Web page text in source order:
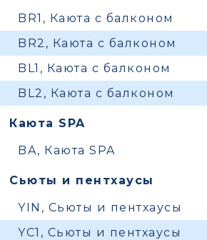
BR1, Каюта с балконом
BR2, Каюта с балконом
BL1, Каюта с балконом
BL2, Каюта с балконом
Каюта SPA
BA, Каюта SPA
Сьюты и пентхаусы
YIN, Сьюты и пентхаусы
YC1, Сьюты и пентхаусы